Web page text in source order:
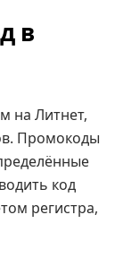
в
на Литнет,
Промокоды
код
регистра,